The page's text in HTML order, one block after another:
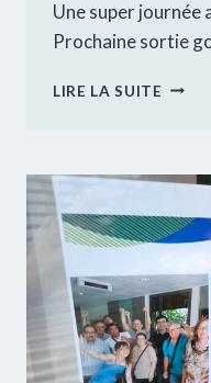
Une super journée
Prochaine sortie
LIRE LA SUITE